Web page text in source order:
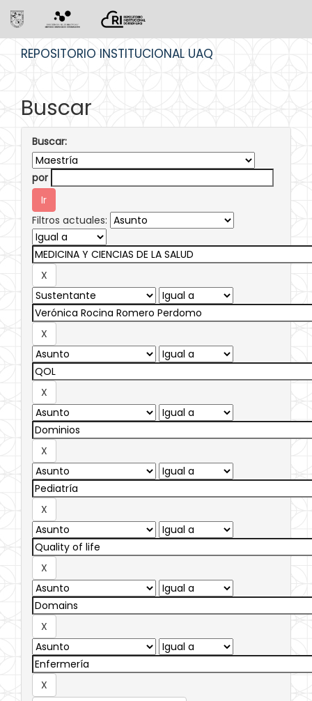
REPOSITORIO INSTITUCIONAL UAQ
Buscar
Buscar:
por
Filtros actuales: